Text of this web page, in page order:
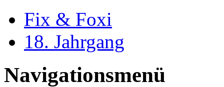
Fix & Foxi
18. Jahrgang
Navigationsmenü